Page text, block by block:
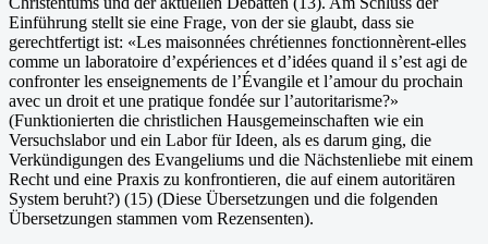
Einführung stellt sie eine Frage, von der sie glaubt, dass sie
gerechtfertigt ist: «Les maisonnées chrétiennes fonctionnèrent-elles
comme un laboratoire d’expériences et d’idées quand il s’est agi de
confronter les enseignements de l’Évangile et l’amour du prochain
avec un droit et une pratique fondée sur l’autoritarisme?»
(Funktionierten die christlichen Hausgemeinschaften wie ein
Versuchslabor und ein Labor für Ideen, als es darum ging, die
Verkündigungen des Evangeliums und die Nächstenliebe mit einem
Recht und eine Praxis zu konfrontieren, die auf einem autoritären
System beruht?) (15) (Diese Übersetzungen und die folgenden
Übersetzungen stammen vom Rezensenten).